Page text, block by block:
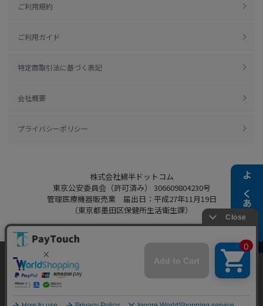
よくある質問
ご利用規約
ご利用ガイド
特定商取引法に基づく表記
会社概要
プライバシーポリシー
株式会社綿半ドットコム
東京公安委員会（許可済み） 306609804230号
管理医療機器販売業 届出日：平成27年11月19日
（東京都墨田区保健所生活衛生課）
Copyright 2022
Powered by Watahan Partners Co., Ltd.
当ウェブサイトでは、お客様により良いサービス
をご提供するため、クッキーを利用しています。
サイト利用を継続することにより、クッキーの使
同意する